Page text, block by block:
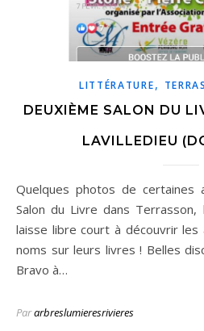
LITTÉRATURE,
DEUXIÈME SALON DU
LAVILLEDIEU
Quelques photos de certaines auteur(e)s lors du 2ème
Salon du Livre dans
laisse libre court à découvrir les
noms sur leurs livres ! Belles
Bravo à…
Pararbreslumieresrivieres